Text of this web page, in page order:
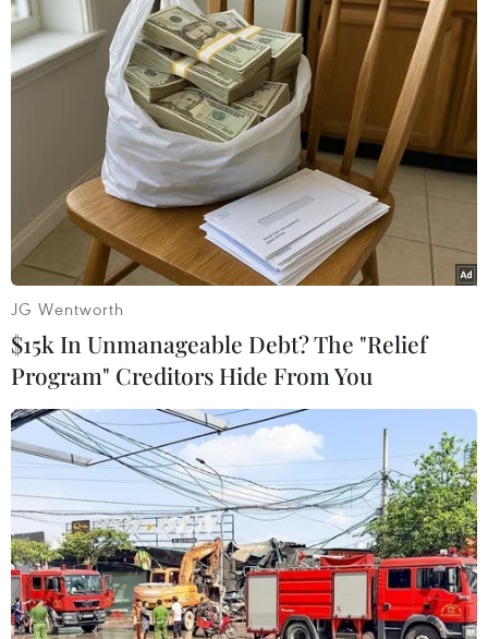
#Hiệu ứng nhà kính
#Dioxide carbon
#Trái Đất nóng lên
#Hội nghị thượng đỉnh Liên hợp quốc
#Chống biến đổi khí hậu
#Nhiên liệu hóa thạch
#Sản xuất ximăng
Theo dõi VietnamPlus
TIN LIÊN QUAN
JG Wentworth
$15k In Unmanageable Debt? The "Relief
Program" Creditors Hide From You